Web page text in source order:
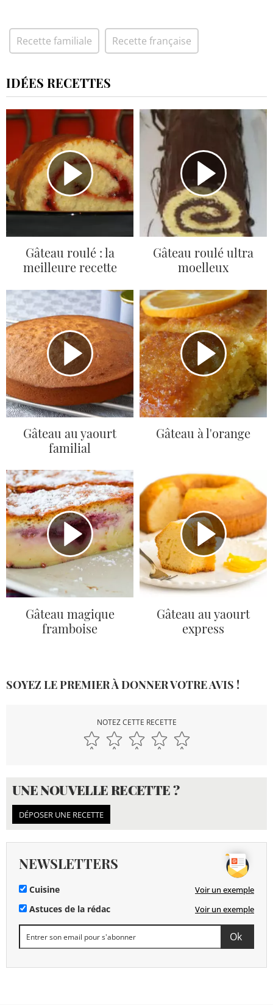
Recette familiale Recette française
IDÉES RECETTES
Gâteau roulé : la
meilleure recette
Gâteau roulé ultra
moelleux
Gâteau au yaourt
familial
Gâteau à l'orange
Gâteau magique
framboise
Gâteau au yaourt
express
SOYEZ LE PREMIER À DONNER VOTRE AVIS !
NOTEZ CETTE RECETTE
UNE NOUVELLE RECETTE ?
DÉPOSER UNE RECETTE
NEWSLETTERS
Cuisine Voir un exemple
Astuces de la rédac Voir un exemple